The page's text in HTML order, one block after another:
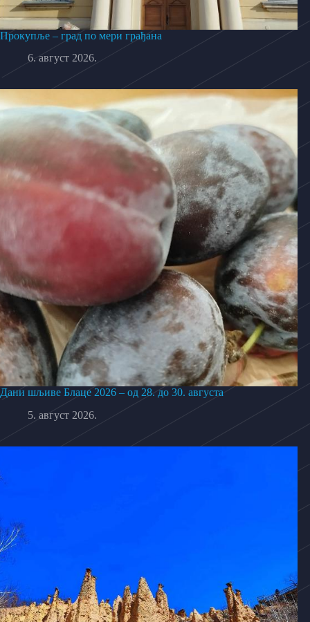
Прокупље – град по мери грађана
6. август 2026.
Дани шљиве Блаце 2026 – од 28. до 30. августа
5. август 2026.